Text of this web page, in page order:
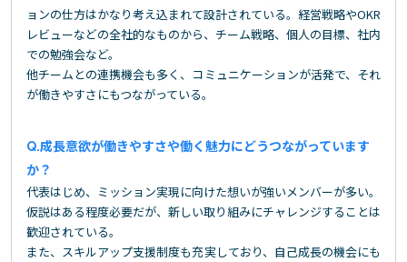
ョンの仕方はかなり考え込まれて設計されている。経営戦略やOKR
レビューなどの全社的なものから、チーム戦略、個人の目標、社内
での勉強会など。
他チームとの連携機会も多く、コミュニケーションが活発で、それ
が働きやすさにもつながっている。
成長意欲が働きやすさや働く魅力にどうつながっています
か？
代表はじめ、ミッション実現に向けた想いが強いメンバーが多い。
仮説はある程度必要だが、新しい取り組みにチャレンジすることは
歓迎されている。
また、スキルアップ支援制度も充実しており、自己成長の機会にも